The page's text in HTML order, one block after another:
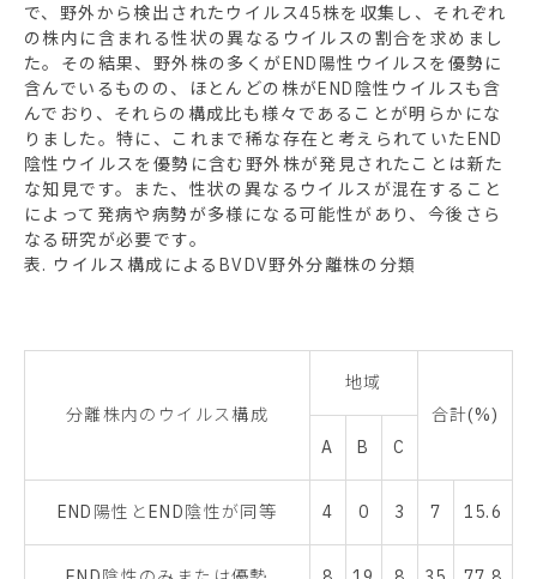
で、野外から検出されたウイルス45株を収集し、それぞれ
の株内に含まれる性状の異なるウイルスの割合を求めまし
た。その結果、野外株の多くがEND陽性ウイルスを優勢に
含んでいるものの、ほとんどの株がEND陰性ウイルスも含
んでおり、それらの構成比も様々であることが明らかにな
りました。特に、これまで稀な存在と考えられていたEND
陰性ウイルスを優勢に含む野外株が発見されたことは新た
な知見です。また、性状の異なるウイルスが混在すること
によって発病や病勢が多様になる可能性があり、今後さら
なる研究が必要です。
表. ウイルス構成によるBVDV野外分離株の分類
分離株内のウイルス構成
地域
合計(%)
A
B C
END陽性とEND陰性が同等 4 0 3 7 15.6